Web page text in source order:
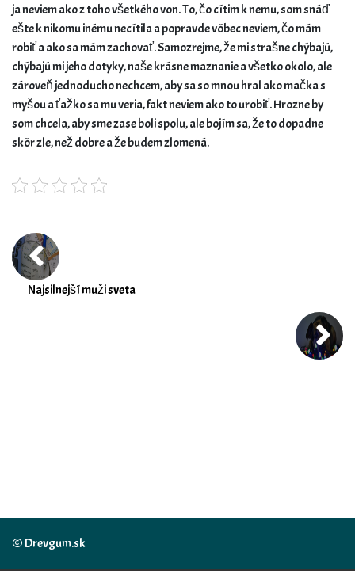
ja neviem ako z toho všetkého von. To, čo cítim k nemu, som snáď
ešte k nikomu inému necítila a popravde vôbec neviem, čo mám
robiť a ako sa mám zachovať. Samozrejme, že mi strašne chýbajú,
chýbajú mi jeho dotyky, naše krásne maznanie a všetko okolo, ale
zároveň jednoducho nechcem, aby sa so mnou hral ako mačka s
myšou a ťažko sa mu veria, fakt neviem ako to urobiť. Hrozne by
som chcela, aby sme zase boli spolu, ale bojím sa, že to dopadne
skôr zle, než dobre a že budem zlomená.
Najsilnejší muži sveta
© Drevgum.sk